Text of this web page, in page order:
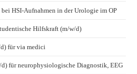
HSI-Aufnahmen in der Urologie im OP
Hilfskraft (m/w/d)
für via medici
für neurophysiologische Diagnostik, EEG